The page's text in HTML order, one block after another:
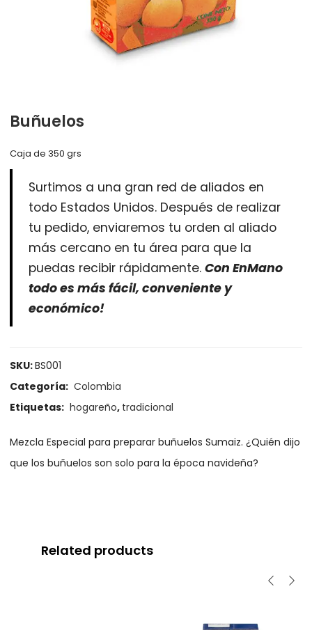
Buñuelos
Caja de 350 grs
Surtimos a una gran red de aliados en
todo Estados Unidos. Después de realizar
tu pedido, enviaremos tu orden al aliado
más cercano en tu área para que la
puedas recibir rápidamente.Con EnMano
todo es más fácil, conveniente y
económico!
SKU:BS001
Categoría: Colombia
Etiquetas: hogareño, tradicional
Mezcla Especial para preparar buñuelos Sumaiz. ¿Quién dijo
que los buñuelos son solo para la época navideña?
Related products